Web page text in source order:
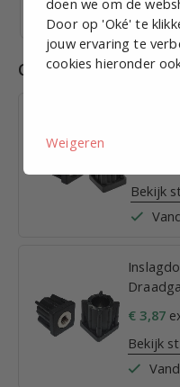
Vandaag verzonden
Combinaties
Bekijk
€ 3,87
Bekijk
doen we om de
Door op 'Oké' te
jouw ervaring te
cookies hieronder
Weigeren